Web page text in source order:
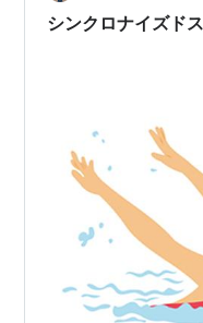
消える。 下にあるの…
シンクロナイズド